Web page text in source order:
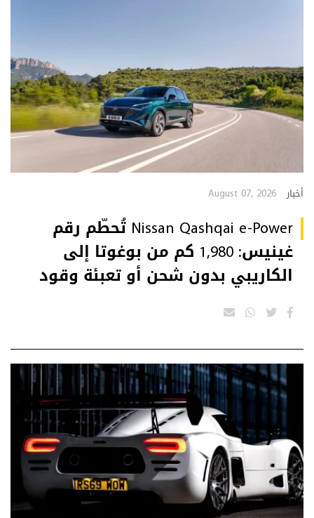
أخبار August 07, 2026
Nissan Qashqai e-Power تُحطّم رقم
غينيس: 1,980 كم من بوغوتا إلى
الكاريبي بدون شحن أو تعبئة وقود